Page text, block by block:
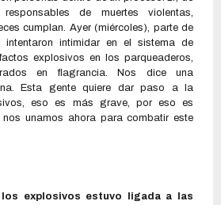
de muertes violentas,
cumplan. Ayer (miércoles), parte de
intentaron intimidar en el sistema de
explosivos en los parqueaderos,
en flagrancia. Nos dice una
Esta gente quiere dar paso a la
eso es más grave, por eso es
unamos ahora para combatir este
explosivos estuvo ligada a las